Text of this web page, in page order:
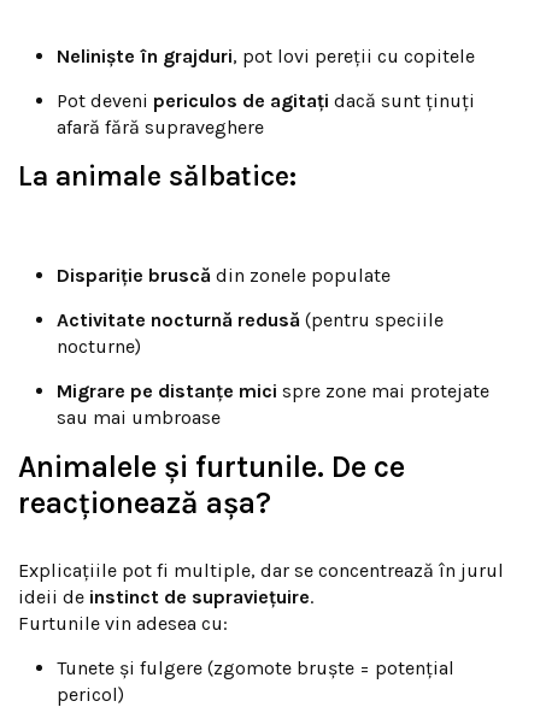
Neliniște în grajduri, pot lovi pereții cu copitele
Pot deveni periculos de agitați dacă sunt ținuți
afară fără supraveghere
La animale sălbatice:
Dispariție bruscă din zonele populate
Activitate nocturnă redusă (pentru speciile
nocturne)
Migrare pe distanțe mici spre zone mai protejate
sau mai umbroase
Animalele și furtunile. De ce
reacționează așa?
Explicațiile pot fi multiple, dar se concentrează în jurul
ideii de instinct de supraviețuire.
Furtunile vin adesea cu:
Tunete și fulgere (zgomote bruște = potențial
pericol)